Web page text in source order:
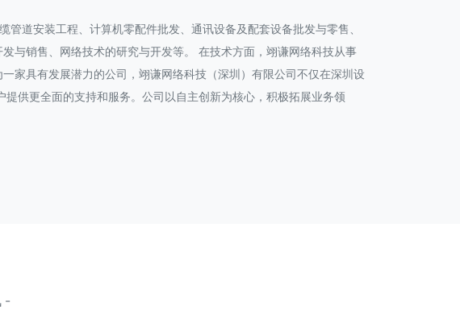
道安装工程、计算机零配件批发、通讯设备及配套设备批发与零售、
与销售、网络技术的研究与开发等。 在技术方面，翊谦网络科技从事
家具有发展潜力的公司，翊谦网络科技（深圳）有限公司不仅在深圳设
供更全面的支持和服务。公司以自主创新为核心，积极拓展业务领
-